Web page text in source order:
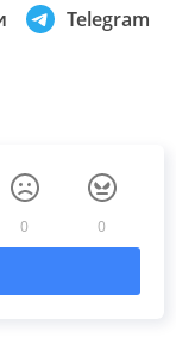
Telegram
0 0